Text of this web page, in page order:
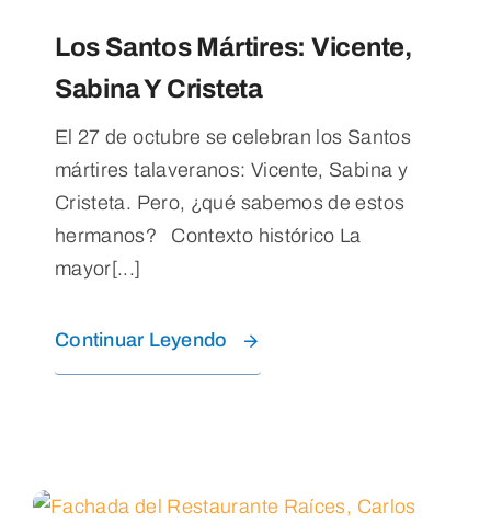
Los Santos Mártires: Vicente,
Sabina Y Cristeta
El 27 de octubre se celebran los Santos
mártires talaveranos: Vicente, Sabina y
Cristeta. Pero, ¿qué sabemos de estos
hermanos? Contexto histórico La
mayor[...]
Continuar Leyendo